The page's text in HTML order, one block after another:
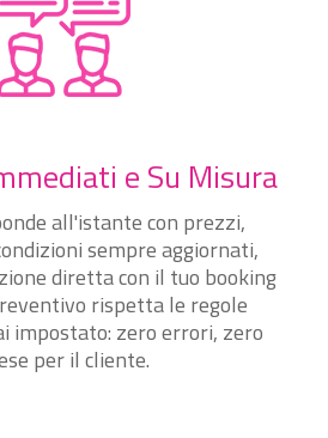
e Su Misura
all'istante con prezzi,
sempre aggiornati,
diretta con il tuo booking
rispetta le regole
impostato: zero errori, zero
per il cliente.